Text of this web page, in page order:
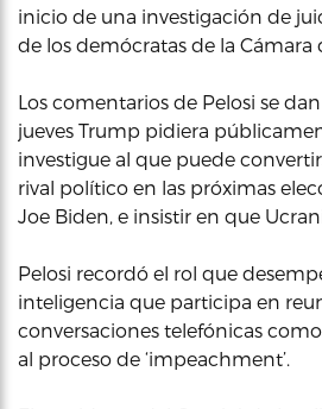
inicio de una investigación de
de los demócratas de la Cámara
Los comentarios de Pelosi se
jueves Trump pidiera
investigue al que puede
rival político en las próximas
Joe Biden, e insistir en que
Pelosi recordó el rol que
inteligencia que participa en
conversaciones telefónicas
al proceso de ‘impeachment’.